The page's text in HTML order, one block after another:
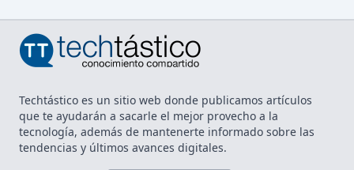
Techtástico es un sitio web donde publicamos artículos
que te ayudarán a sacarle el mejor provecho a la
tecnología, además de mantenerte informado sobre las
tendencias y últimos avances digitales.